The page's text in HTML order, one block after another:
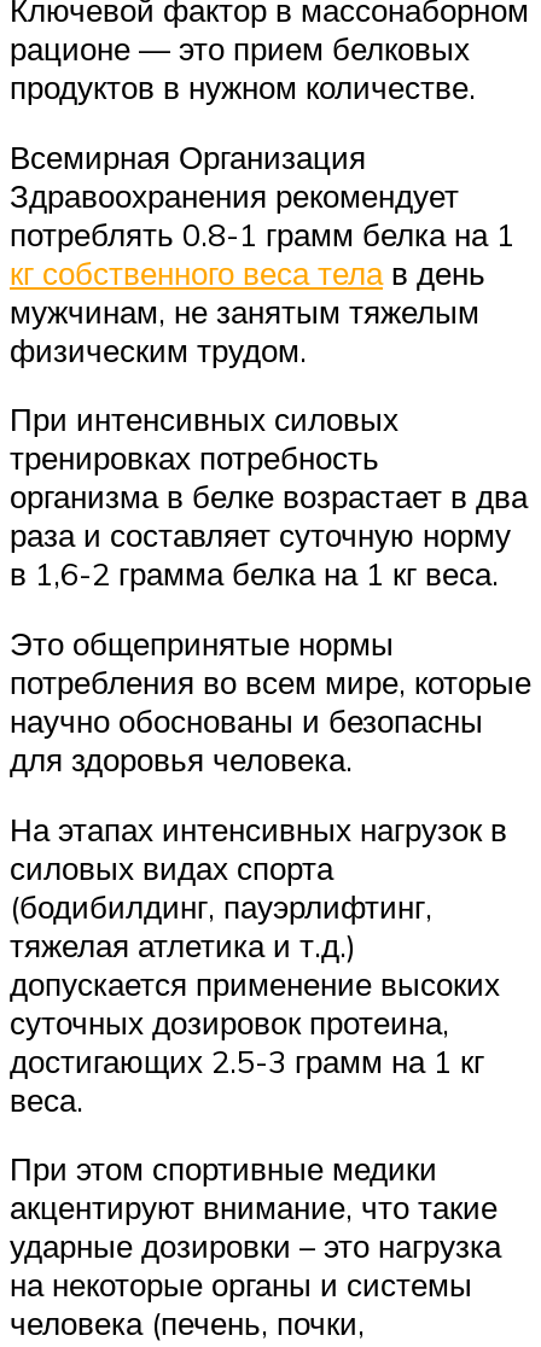
Ключевой фактор в массонаборном
рационе — это прием белковых
продуктов в нужном количестве.
Всемирная Организация
Здравоохранения рекомендует
потреблять 0.8-1 грамм белка на 1
кг собственного веса телав день
мужчинам, не занятым тяжелым
физическим трудом.
При интенсивных силовых
тренировках потребность
организма в белке возрастает в два
раза и составляет суточную норму
в 1,6-2 грамма белка на 1 кг веса.
Это общепринятые нормы
потребления во всем мире, которые
научно обоснованы и безопасны
для здоровья человека.
На этапах интенсивных нагрузок в
силовых видах спорта
(бодибилдинг, пауэрлифтинг,
тяжелая атлетика и т.д.)
допускается применение высоких
суточных дозировок протеина,
достигающих 2.5-3 грамм на 1 кг
веса.
При этом спортивные медики
акцентируют внимание, что такие
ударные дозировки – это нагрузка
на некоторые органы и системы
человека (печень, почки,